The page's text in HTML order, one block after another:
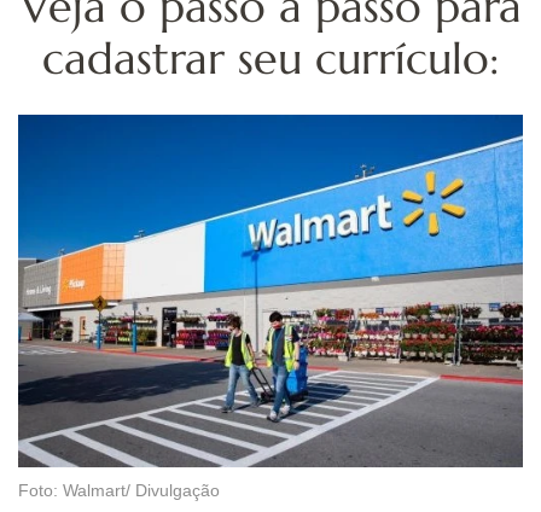
cadastrar seu currículo:
Foto: Walmart/ Divulgação